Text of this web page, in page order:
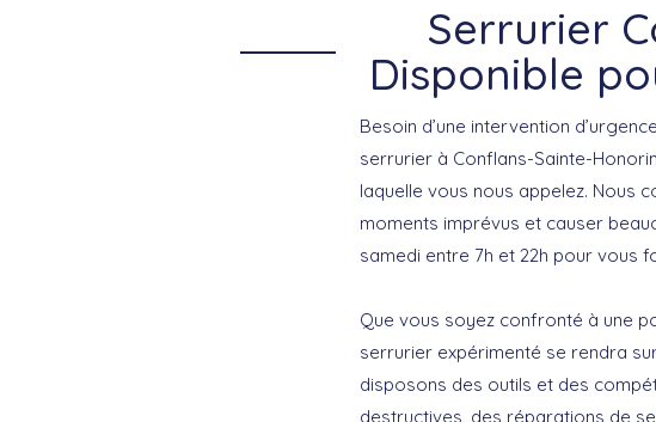
Serrurier
Disponible
Besoin d’une intervention
serrurier à Conflans-Sainte-
laquelle vous nous appelez. Nous
moments imprévus et causer
samedi entre 7h et 22h pour vous
Que vous soyez confronté à une
serrurier expérimenté se rendra
disposons des outils et des
destructives, des réparations de